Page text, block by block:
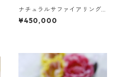
ナチュラルサファイアリング |
マーキスカット
¥450,000